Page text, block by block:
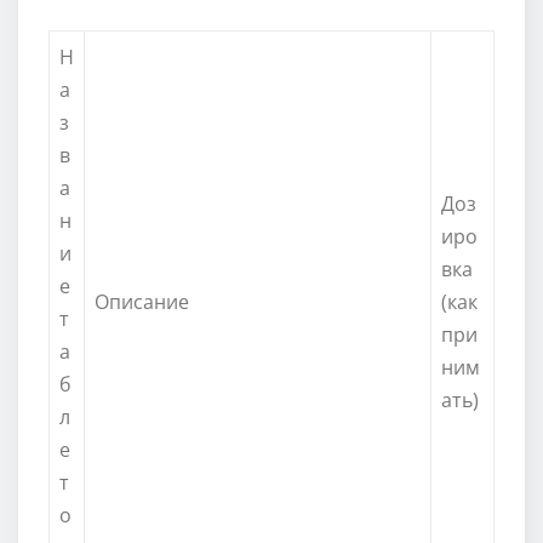
Н
а
з
в
а
н
и
е
т
а
б
л
е
т
о
Описание
Доз
иро
вка
(как
при
ним
ать)